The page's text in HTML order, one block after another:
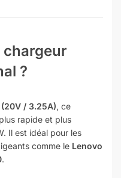
chargeur
?
/ 3.25A), ce
rapide et plus
Il est idéal pour les
comme le Lenovo
.